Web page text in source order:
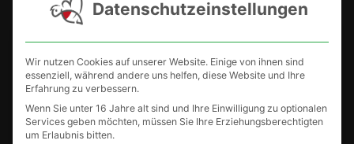
Über Michi´s Imkerladen
Aufgrund der stetigen Nachfrage nach Produkten,
Königinnen und Völkern habe ich mich 2021
entschlossen diesen Webshop ins Leben zu rufen.
Datenschutzeinstellungen
Wir nutzen Cookies auf unserer Website. Einige von ihnen sind
essenziell, während andere uns helfen, diese Website und Ihre
Erfahrung zu verbessern.
Wenn Sie unter 16 Jahre alt sind und Ihre Einwilligung zu optionalen
Services geben möchten, müssen Sie Ihre Erziehungsberechtigten
um Erlaubnis bitten.